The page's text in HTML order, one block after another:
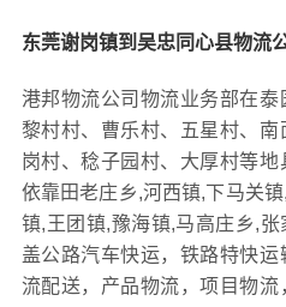
东莞谢岗镇到吴忠同心县物流
港邦物流公司物流业务部在泰
黎村村、曹乐村、五星村、
岗村、稔子园村、大厚村等地
依靠田老庄乡,河西镇,下马关
镇,王团镇,豫海镇,马高庄乡,
盖公路汽车快运，铁路特快
流配送，产品物流，项目物流